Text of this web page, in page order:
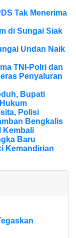
Tak Menerima
di Sungai Siak
Undan Naik
TNI-Polri dan
Penyaluran
Bupati
Polisi
Bengkalis
Kembali
Baru
Kemandirian